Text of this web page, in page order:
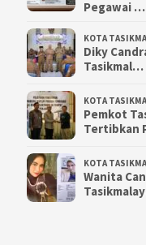
Pegawai …
KOTA
Diky
Tasikmal…
KOTA
Pemkot
Tertibkan
KOTA
Wanita